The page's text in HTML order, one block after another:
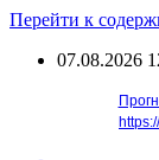
Перейти к
07.08.2026